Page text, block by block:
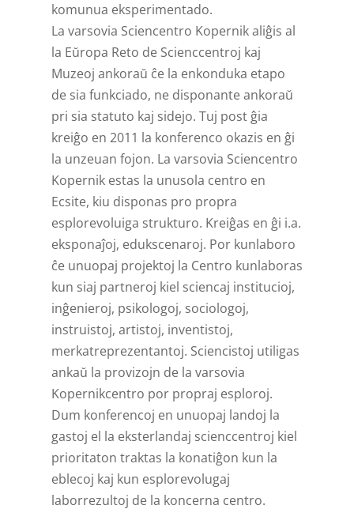
komunua eksperimentado.
La varsovia Sciencentro Kopernik aliĝis al
la Eŭropa Reto de Scienccentroj kaj
Muzeoj ankoraŭ ĉe la enkonduka etapo
de sia funkciado, ne disponante ankoraŭ
pri sia statuto kaj sidejo. Tuj post ĝia
kreiĝo en 2011 la konferenco okazis en ĝi
la unzeuan fojon. La varsovia Sciencentro
Kopernik estas la unusola centro en
Ecsite, kiu disponas pro propra
esplorevoluiga strukturo. Kreiĝas en ĝi i.a.
eksponaĵoj, edukscenaroj. Por kunlaboro
ĉe unuopaj projektoj la Centro kunlaboras
kun siaj partneroj kiel sciencaj institucioj,
inĝenieroj, psikologoj, sociologoj,
instruistoj, artistoj, inventistoj,
merkatreprezentantoj. Sciencistoj utiligas
ankaŭ la provizojn de la varsovia
Kopernikcentro por propraj esploroj.
Dum konferencoj en unuopaj landoj la
gastoj el la eksterlandaj scienccentroj kiel
prioritaton traktas la konatiĝon kun la
eblecoj kaj kun esplorevolugaj
laborrezultoj de la koncerna centro.